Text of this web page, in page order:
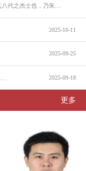
2025-10-11
2025-09-25
2025-09-18
更多